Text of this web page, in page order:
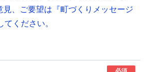
見、ご要望は『町づくりメッセージ
てください。